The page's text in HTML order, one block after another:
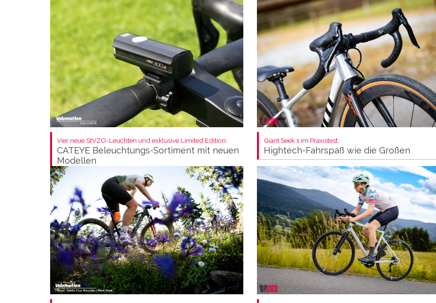
Vier neue StVZO-Leuchten und exklusive Limited Edition:
CATEYE Beleuchtungs-Sortiment mit neuen
Modellen
Giant Seek 1 im Praxistest:
Hightech-Fahrspaß wie die Großen